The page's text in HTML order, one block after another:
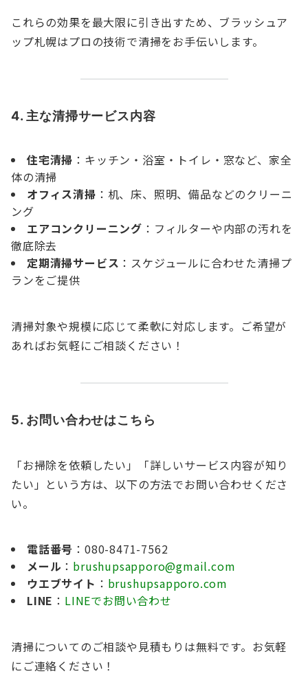
これらの効果を最大限に引き出すため、ブラッシュア
ップ札幌はプロの技術で清掃をお手伝いします。
4. 主な清掃サービス内容
住宅清掃 ：キッチン・浴室・トイレ・窓など、家全
体の清掃
オフィス清掃 ：机、床、照明、備品などのクリーニ
ング
エアコンクリーニング ：フィルターや内部の汚れを
徹底除去
定期清掃サービス ：スケジュールに合わせた清掃プ
ランをご提供
清掃対象や規模に応じて柔軟に対応します。ご希望が
あればお気軽にご相談ください！
5. お問い合わせはこちら
「お掃除を依頼したい」「詳しいサービス内容が知り
たい」という方は、以下の方法でお問い合わせくださ
い。
電話番号 ：080-8471-7562
メール ： brushupsapporo@gmail.com
ウエブサイト ： brushupsapporo.com
LINE ： LINEでお問い合わせ
清掃についてのご相談や見積もりは無料です。お気軽
にご連絡ください！